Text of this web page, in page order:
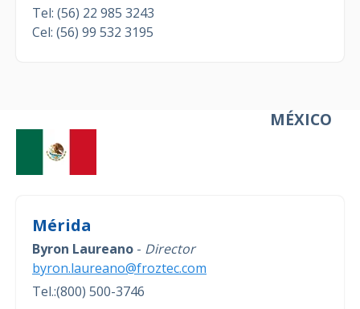
Tel: (56) 22 985 3243
Cel: (56) 99 532 3195
MÉXICO
Mérida
Byron Laureano - Director
byron.laureano@froztec.com
Tel.:(800) 500-3746